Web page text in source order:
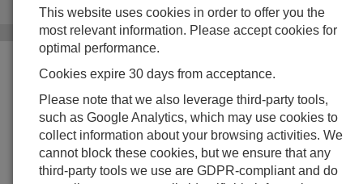
一般的なプログラミングとデータ収集/ LoggerNet
This website uses cookies in order to offer you the
most relevant information. Please accept cookies for
optimal performance.
Cookies expire 30 days from acceptance.
Please note that we also leverage third-party tools,
such as Google Analytics, which may use cookies to
collect information about your browsing activities. We
cannot block these cookies, but we ensure that any
third-party tools we use are GDPR-compliant and do